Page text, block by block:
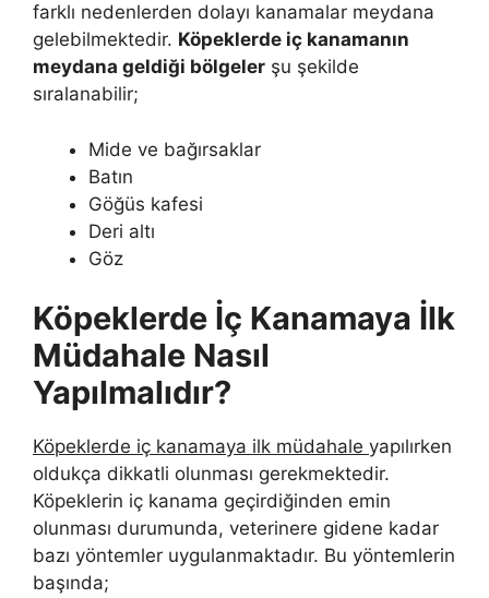
farklı nedenlerden dolayı kanamalar meydana
gelebilmektedir. Köpeklerde iç kanamanın
meydana geldiği bölgeler şu şekilde
sıralanabilir;
Mide ve bağırsaklar
Batın
Göğüs kafesi
Deri altı
Göz
Köpeklerde İç Kanamaya İlk
Müdahale Nasıl
Yapılmalıdır?
Köpeklerde iç kanamaya ilk müdahale yapılırken
oldukça dikkatli olunması gerekmektedir.
Köpeklerin iç kanama geçirdiğinden emin
olunması durumunda, veterinere gidene kadar
bazı yöntemler uygulanmaktadır. Bu yöntemlerin
başında;